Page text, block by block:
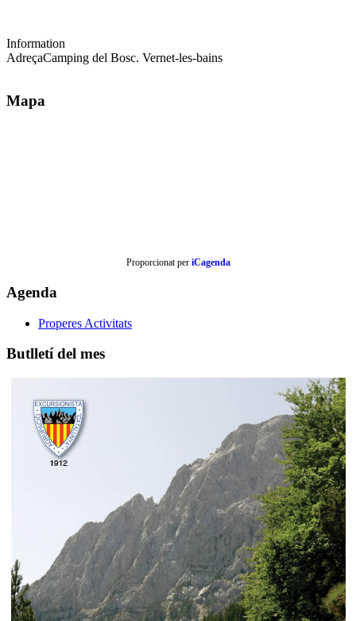
Information
AdreçaCamping del Bosc. Vernet-les-bains
Mapa
Proporcionat per iCagenda
Agenda
Properes Activitats
Butlletí del mes